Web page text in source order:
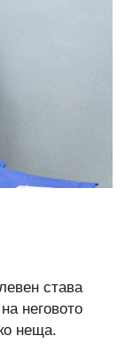
става
неговото
неща.